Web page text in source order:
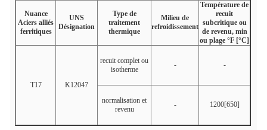
Nuance
Aciers alliés
ferritiques
UNS
Désignation
Type de
traitement
thermique
Milieu de
refroidissement
Température de
recuit
subcritique ou
de revenu, min
ou plage °F [°C]
T17 K12047
recuit complet ou
isotherme
- -
normalisation et
revenu
- 1200[650]